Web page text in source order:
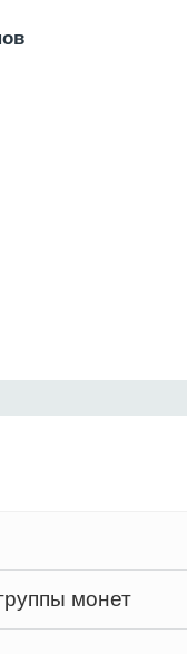
монет